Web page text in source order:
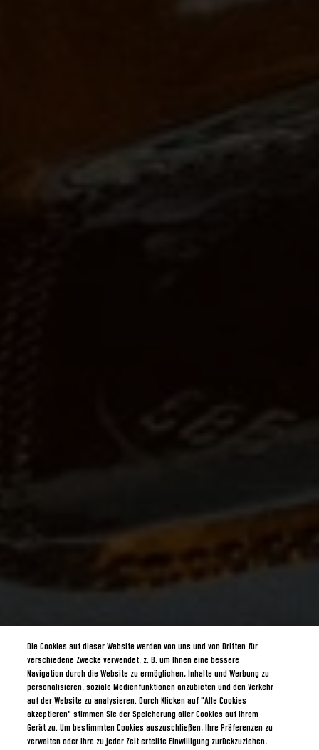
Die Cookies auf dieser Website werden von uns und von Dritten für
verschiedene Zwecke verwendet, z. B. um Ihnen eine bessere
Navigation durch die Website zu ermöglichen, Inhalte und Werbung zu
personalisieren, soziale Medienfunktionen anzubieten und den Verkehr
auf der Website zu analysieren. Durch Klicken auf "Alle Cookies
akzeptieren" stimmen Sie der Speicherung aller Cookies auf Ihrem
Gerät zu. Um bestimmten Cookies auszuschließen, Ihre Präferenzen zu
verwalten oder Ihre zu jeder Zeit erteilte Einwilligung zurückzuziehen,